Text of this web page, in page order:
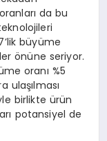
da bu
büyüme
önüne seriyor.
oranı %5
ulaşılması
birlikte ürün
potansiyel de